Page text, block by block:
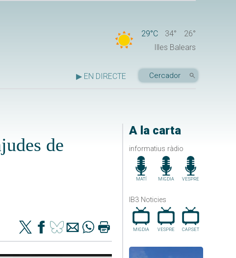
29°C 34°
26°
Illes Balears
▶ EN DIRECTE
A la carta
informatius ràdio
MATÍ MIGDIA VESPRE
IB3 Noticies
MIGDIA VESPRE CAP.SET
de